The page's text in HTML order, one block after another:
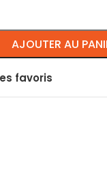
AJOUTER AU
favoris